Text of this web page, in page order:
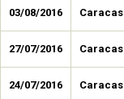
03/08/2016 Caracas
27/07/2016 Caracas
24/07/2016 Caracas